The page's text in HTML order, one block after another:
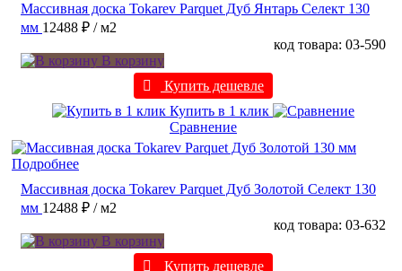
Массивная доска Tokarev Parquet Дуб Янтарь Селект 130
мм 12488 ₽ / м2
код товара: 03-590
В корзину
Купить дешевле
Купить в 1 клик
Сравнение
Подробнее
Массивная доска Tokarev Parquet Дуб Золотой Селект 130
мм 12488 ₽ / м2
код товара: 03-632
В корзину
Купить дешевле